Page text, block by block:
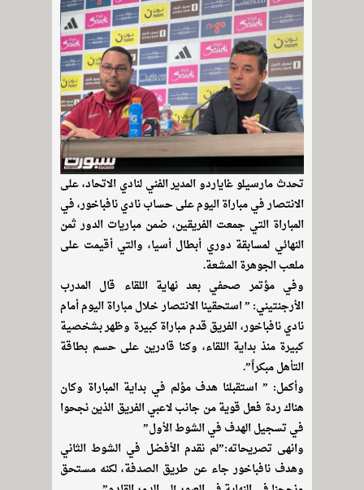
تحدث مارسيلو غاياردو المدير الفني لنادي الاتحاد، على
الانتصار في مباراة اليوم على حساب نادي نافباخور، في
المباراة التي جمعت الفريقين، ضمن مباريات الدور ثمن
النهائي لمسابقة دوري أبطال أسيا، والتي أقيمت على
ملعب الجوهرة المشعة.
وفي مؤتمر صحفي بعد نهاية اللقاء قال المدرب
الأرجنتيني: ” استحقينا الانتصار خلال مباراة اليوم أمام
نادي نافباخور، الفريق قدم مباراة كبيرة وظهر بشخصية
كبيرة منذ بداية اللقاء، وكنا قادرين على حسم بطاقة
التأهل مبكراً”.
وأكمل: ” استقبلنا هدف مؤلم في بداية المباراة وكان
هناك ردة فعل قوية من جانب لاعبي الفريق الذين نجحوا
في تسجيل الهدف في الشوط الأول”
وانهى تصريحاته:”لم نقدم الأفضل في الشوط الثاني
وهدف نافباخور جاء عن طريق الصدفة، لكنه مستحق